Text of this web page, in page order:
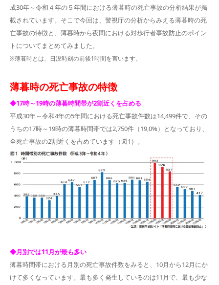
成30年～令和４年の５年間における薄暮時の死亡事故の分析結果が掲
載されています。そこで今回は、警視庁の分析からみえる薄暮時の死
亡事故の特徴と、薄暮時から夜間における対歩行者事故防止のポイン
トについてまとめてみました。
※薄暮時とは、日没時刻の前後1時間を言います。
薄暮時の死亡事故の特徴
◆17時～19時の薄暮時間帯が2割近くを占める
平成30年～令和4年の5年間における死亡事故件数は14,499件で、その
うちの17時～19時の薄暮時間帯では2,750件（19,0%）となっており、
全死亡事故の2割近くを占めています（図1）。
◆月別では11月が最も多い
薄暮時間帯における月別の死亡事故件数をみると、10月から12月にか
けて多くなっています。最も多く発生しているのは11月で、最も少な